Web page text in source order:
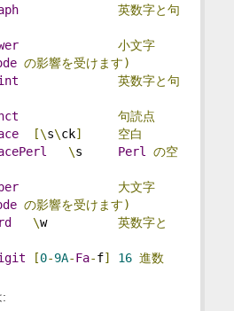
英数字と句
小文字
の影響を受けます)
英数字と句
句読点
[\s\ck]
空白
\s Perl
の空
大文字
の影響を受けます)
\w 英数字と
[0-9A-Fa-f] 16 進数